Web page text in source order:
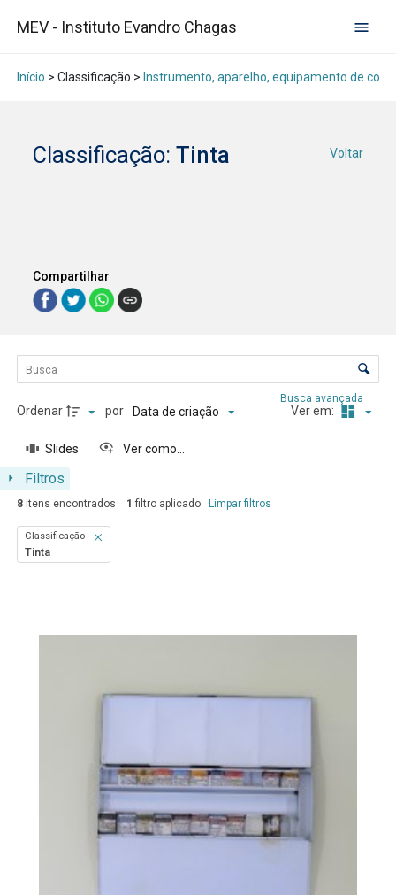
MEV - Instituto Evandro Chagas
Início > Classificação > Instrumento, aparelho, equipamento de
Classificação:Tinta Voltar
Compartilhar
Lista de itens
Controle de ordenação e visualização
Filtros
Busca avançada
Ordenar por Data de criação Ver em:
Slides Ver como...
8itens encontrados 1 filtro aplicado Limpar filtros
Classificação
Tinta